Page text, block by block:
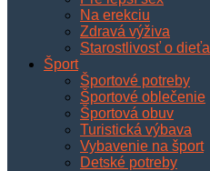
Na erekciu
Zdravá výživa
Starostlivosť o dieťa
Šport
Športové potreby
Športové oblečenie
Športová obuv
Turistická výbava
Vybavenie na šport
Detské potreby